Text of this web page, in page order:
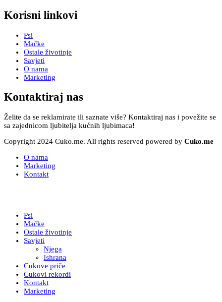
Korisni linkovi
Psi
Mačke
Ostale životinje
Savjeti
O nama
Marketing
Kontaktiraj nas
Želite da se reklamirate ili saznate više? Kontaktiraj nas i povežite se
sa zajednicom ljubitelja kućnih ljubimaca!
Copyright 2024 Cuko.me. All rights reserved powered by Cuko.me
O nama
Marketing
Kontakt
Psi
Mačke
Ostale životinje
Savjeti
Njega
Ishrana
Cukove priče
Cukovi rekordi
Kontakt
Marketing